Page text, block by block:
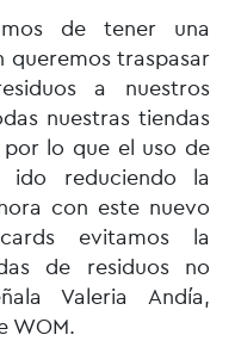
de tener una
traspasar
a nuestros
nuestras tiendas
por lo que el uso de
ido reduciendo la
con este nuevo
evitamos la
de residuos no
Valeria Andía,
WOM.